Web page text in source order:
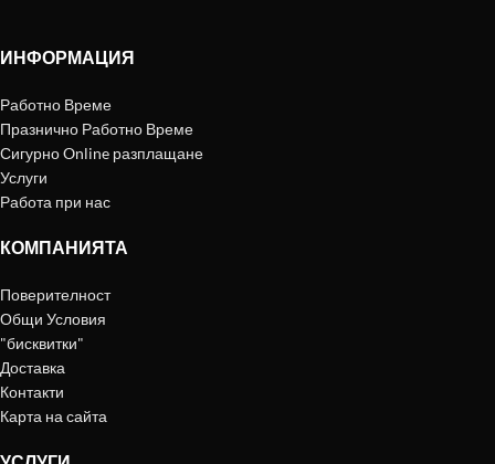
ИНФОРМАЦИЯ
Работно Време
Празнично Работно Време
Сигурно Online разплащане
Услуги
Работа при нас
КОМПАНИЯТА
Поверителност
Общи Условия
"бисквитки"
Доставка
Контакти
Карта на сайта